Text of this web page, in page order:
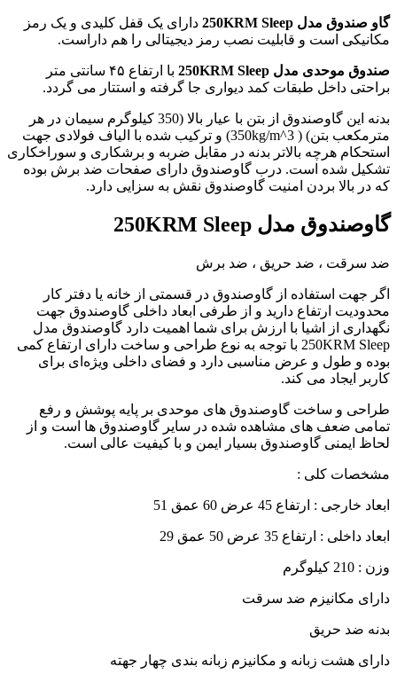
گاو صندوق مدل 250KRM Sleep
دارای یک قفل کلیدی و یک رمز
مکانیکی است و قابلیت نصب رمز دیجیتالی را هم داراست.
صندوق موحدی مدل 250KRM Sleep
با ارتفاع ۴۵ سانتی متر
براحتی داخل طبقات کمد دیواری جا گرفته و استتار می گردد.
بدنه این گاوصندوق از بتن با عیار بالا (350 کیلوگرم سیمان در هر
مترمکعب بتن) ( 350kg/m^3) و ترکیب شده با الیاف فولادی جهت
استحکام هرچه بالاتر بدنه در مقابل ضربه و برشکاری و سوراخکاری
تشکیل شده است. درب گاوصندوق دارای صفحات ضد برش بوده
که در بالا بردن امنیت گاوصندوق نقش به سزایی دارد.
گاوصندوق مدل 250KRM Sleep
ضد سرقت ، ضد حریق ، ضد برش
اگر جهت استفاده از گاوصندوق در قسمتی از خانه یا دفتر کار
محدودیت ارتفاع دارید و از طرفی ابعاد داخلی گاوصندوق جهت
نگهداری از اشیا با ارزش برای شما اهمیت دارد گاوصندوق مدل
250KRM Sleep با توجه به نوع طراحی و ساخت دارای ارتفاع کمی
بوده و طول و عرض مناسبی دارد و فضای داخلی ویژه‌ای برای
کاربر ایجاد می کند.
طراحی و ساخت گاوصندوق های موحدی بر پایه پوشش و رفع
تمامی ضعف های مشاهده شده در سایر گاوصندوق ها است و از
لحاظ ایمنی گاوصندوق بسیار ایمن و با کیفیت عالی است.
مشخصات کلی :
ابعاد خارجی : ارتفاع 45 عرض 60 عمق 51
ابعاد داخلی : ارتفاع 35 عرض 50 عمق 29
وزن : 210 کیلوگرم
دارای مکانیزم ضد سرقت
بدنه ضد حریق
دارای هشت زبانه و مکانیزم زبانه بندی چهار جهته